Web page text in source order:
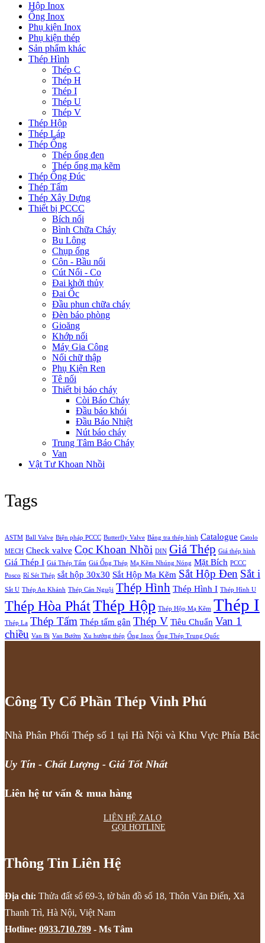
Hộp Inox
Ống Inox
Phụ kiện Inox
Phụ kiện thép
Sản phẩm khác
Thép Hình
Thép C
Thép H
Thép I
Thép U
Thép V
Thép Hộp
Thép Láp
Thép Ống
Thép ống đen
Thép ống mạ kẽm
Thép Ống Đúc
Thép Tấm
Thép Xây Dựng
Thiết bị PCCC
Bích nối
Bình Chữa Cháy
Bu Lông
Chụp ống
Côn - Bầu nối
Cút Nối - Co
Đai khởi thủy
Đai Ốc
Đầu phun chữa cháy
Đèn báo phòng
Gioăng
Khớp nối
Máy Gia Công
Nối chữ thập
Phụ Kiện Ren
Tê nối
Thiết bị báo cháy
Còi Báo Cháy
Đầu báo khói
Đầu Báo Nhiệt
Nút báo cháy
Trung Tâm Báo Cháy
Van
Vật Tư Khoan Nhồi
Tags
ASTM Ball Valve Biện pháp PCCC Butterfly Valve Bảng tra thép hình Catalogue Catolo
MECH Check valve Cọc Khoan Nhồi DIN Giá Thép Giá thép hình
Giá Thép I Giá Thép Tấm Giá Ống Thép Mạ Kẽm Nhúng Nóng Mặt Bích PCCC
Posco Rỉ Sét Thép sắt hộp 30x30 Sắt Hộp Mạ Kẽm Sắt Hộp Đen Sắt i
Sắt U Thép An Khánh Thép Cán Nguội Thép Hình Thép Hình I Thép Hình U
Thép Hòa PhátThép Hộp Thép Hộp Mạ Kẽm Thép I
Thép La Thép Tấm Thép tấm gân Thép V Tiêu Chuẩn Van 1
chiều Van Bi Van Bướm Xu hướng thép Ống Inox Ống Thép Trung Quốc
Công Ty Cổ Phần Thép Vinh Phú
Nhà Phân Phối Thép số 1 tại Hà Nội và Khu Vực Phía Bắc
Uy Tín - Chất Lượng - Giá Tốt Nhất
Liên hệ tư vấn & mua hàng
LIÊN HỆ ZALO
GỌI HOTLINE
Thông Tin Liên Hệ
Địa chỉ: Thửa đất số 69-3, tờ bản đồ số 18, Thôn Văn Điển, Xã
Thanh Trì, Hà Nội, Việt Nam
Hotline: 0933.710.789 - Ms Tâm